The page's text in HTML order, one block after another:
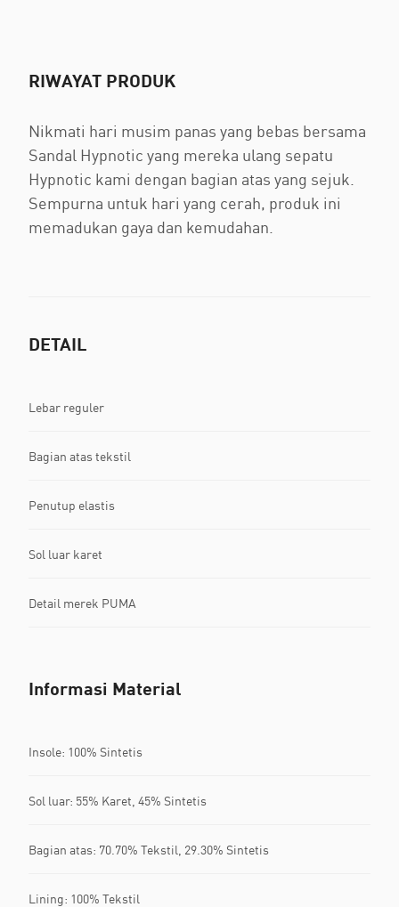
RIWAYAT PRODUK
Nikmati hari musim panas yang bebas bersama
Sandal Hypnotic yang mereka ulang sepatu
Hypnotic kami dengan bagian atas yang sejuk.
Sempurna untuk hari yang cerah, produk ini
memadukan gaya dan kemudahan.
DETAIL
Lebar reguler
Bagian atas tekstil
Penutup elastis
Sol luar karet
Detail merek PUMA
Informasi Material
Insole: 100% Sintetis
Sol luar: 55% Karet, 45% Sintetis
Bagian atas: 70.70% Tekstil, 29.30% Sintetis
Lining: 100% Tekstil